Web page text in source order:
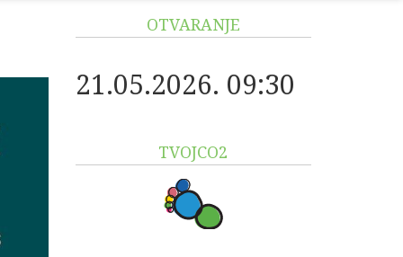
OTVARANJE
21.05.2026. 09:30
TVOJCO2